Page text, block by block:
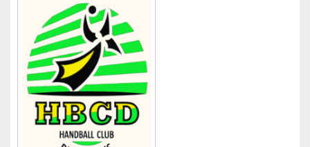
barre
latérale